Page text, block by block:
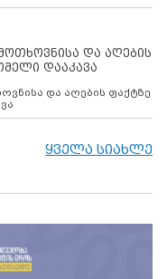
და აღების
დააკავა
ყველა სიახლე